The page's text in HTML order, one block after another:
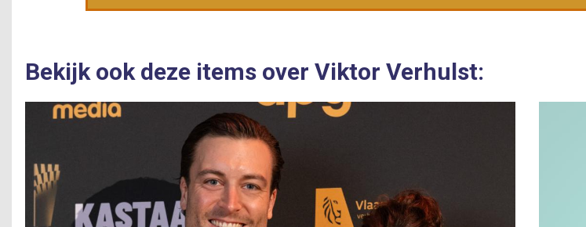
Bekijk ook deze items over Viktor Verhulst: